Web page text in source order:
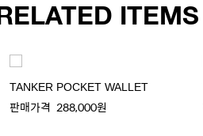
RELATED ITEMS
TANKER POCKET WALLET
판매가격 288,000원